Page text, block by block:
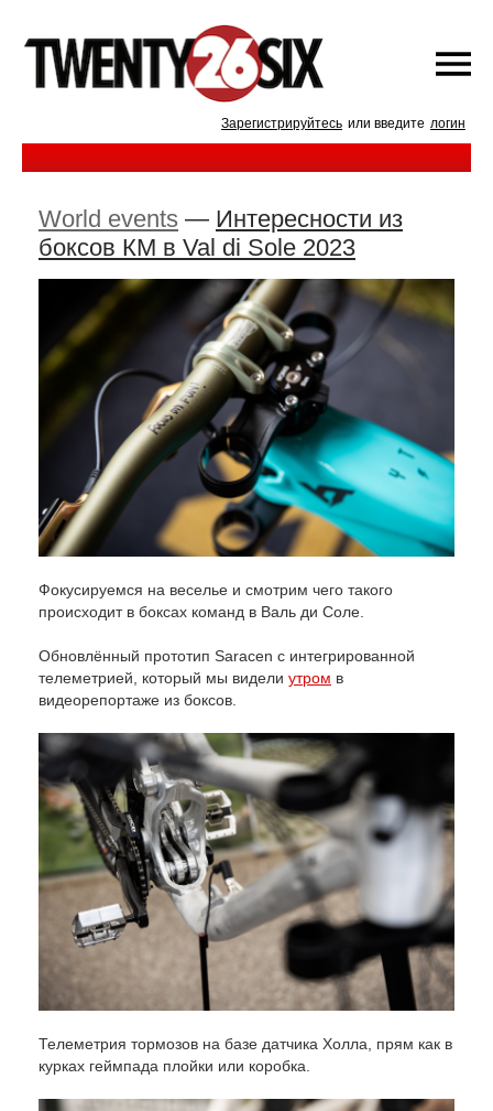
Зарегистрируйтесь или введите логин
World events — Интересности из
боксов КМ в Val di Sole 2023
Фокусируемся на веселье и смотрим чего такого
происходит в боксах команд в Валь ди Соле.
Обновлённый прототип Saracen с интегрированной
телеметрией, который мы видели утром в
видеорепортаже из боксов.
Телеметрия тормозов на базе датчика Холла, прям как в
курках геймпада плойки или коробка.